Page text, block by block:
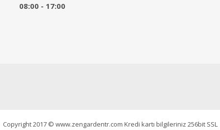
08:00 - 17:00
Copyright 2017 © www.zengardentr.com Kredi kartı bilgileriniz 256bit SSL